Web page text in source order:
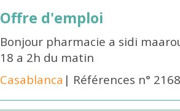
Offre d'emploi
Bonjour pharmacie a sidi
18 a 2h du matin
Casablanca | Références n°